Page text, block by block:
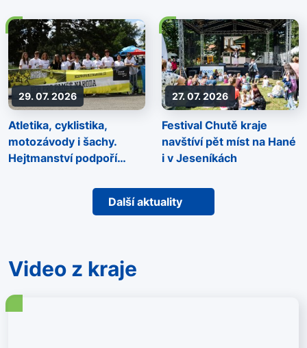
Další aktuality
29. 07. 2026
Atletika, cyklistika,
motozávody i šachy.
Hejtmanství podpoří
27. 07. 2026
Festival Chutě kraje
navštíví pět míst na Hané
i v Jeseníkách
Video z kraje